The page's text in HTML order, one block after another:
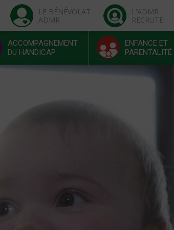
LE BÉNÉVOLAT
ADMR
L'ADMR
RECRUTE
ACCOMPAGNEMENT
DU HANDICAP
ENFANCE ET
PARENTALITÉ